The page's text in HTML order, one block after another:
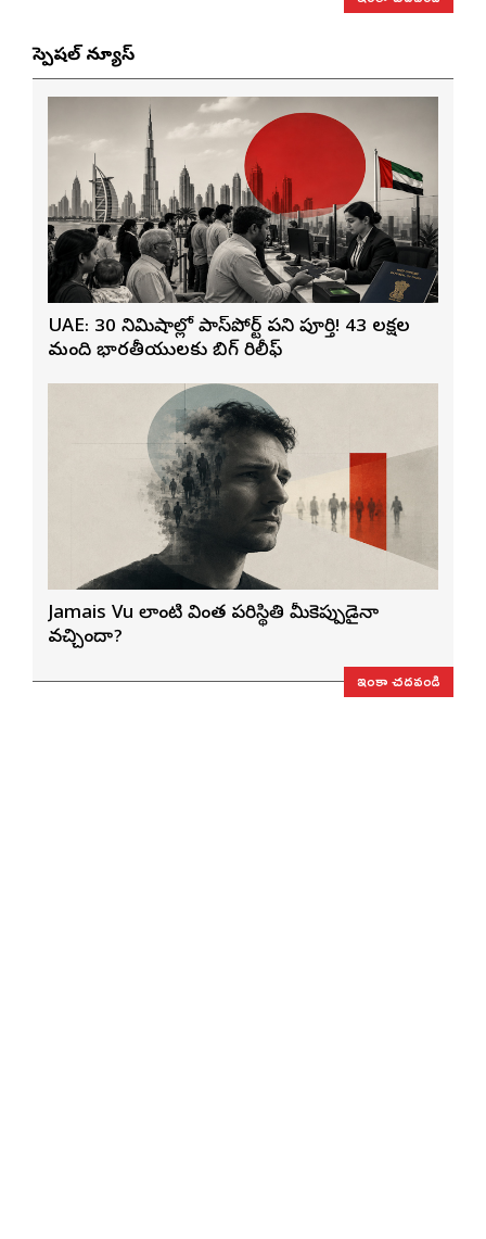
స్పెషల్ న్యూస్
UAE: 30 నిమిషాల్లో పాస్‌పోర్ట్ పని పూర్తి! 43 లక్షల
మంది భారతీయులకు బిగ్ రిలీఫ్
Jamais Vu లాంటి వింత పరిస్థితి మీకెప్పుడైనా
వచ్చిందా?
ఇంకా చదవండి